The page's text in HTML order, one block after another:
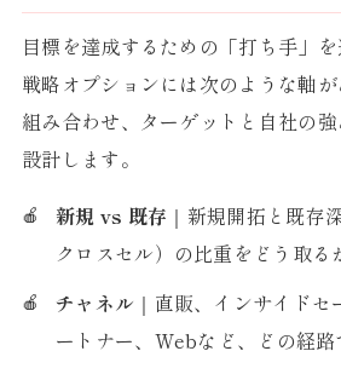
目標を達成するための「打ち手」
戦略オプションには次のような軸
組み合わせ、ターゲットと自社の
設計します。
新規 vs 既存 ｜新規開拓と既存
クロスセル）の比重をどう取る
チャネル ｜直販、インサイド
ートナー、Webなど、どの経路